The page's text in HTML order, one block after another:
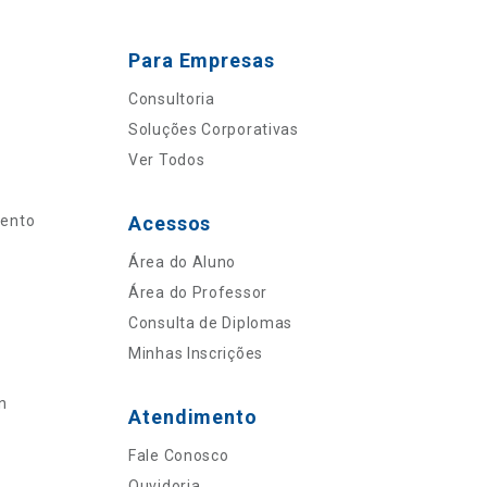
Para Empresas
Consultoria
Soluções Corporativas
Ver Todos
Acessos
Área do Aluno
Área do Professor
Consulta de Diplomas
Minhas Inscrições
Atendimento
Fale Conosco